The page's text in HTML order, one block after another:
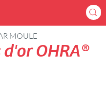
MOULE
OHRA®